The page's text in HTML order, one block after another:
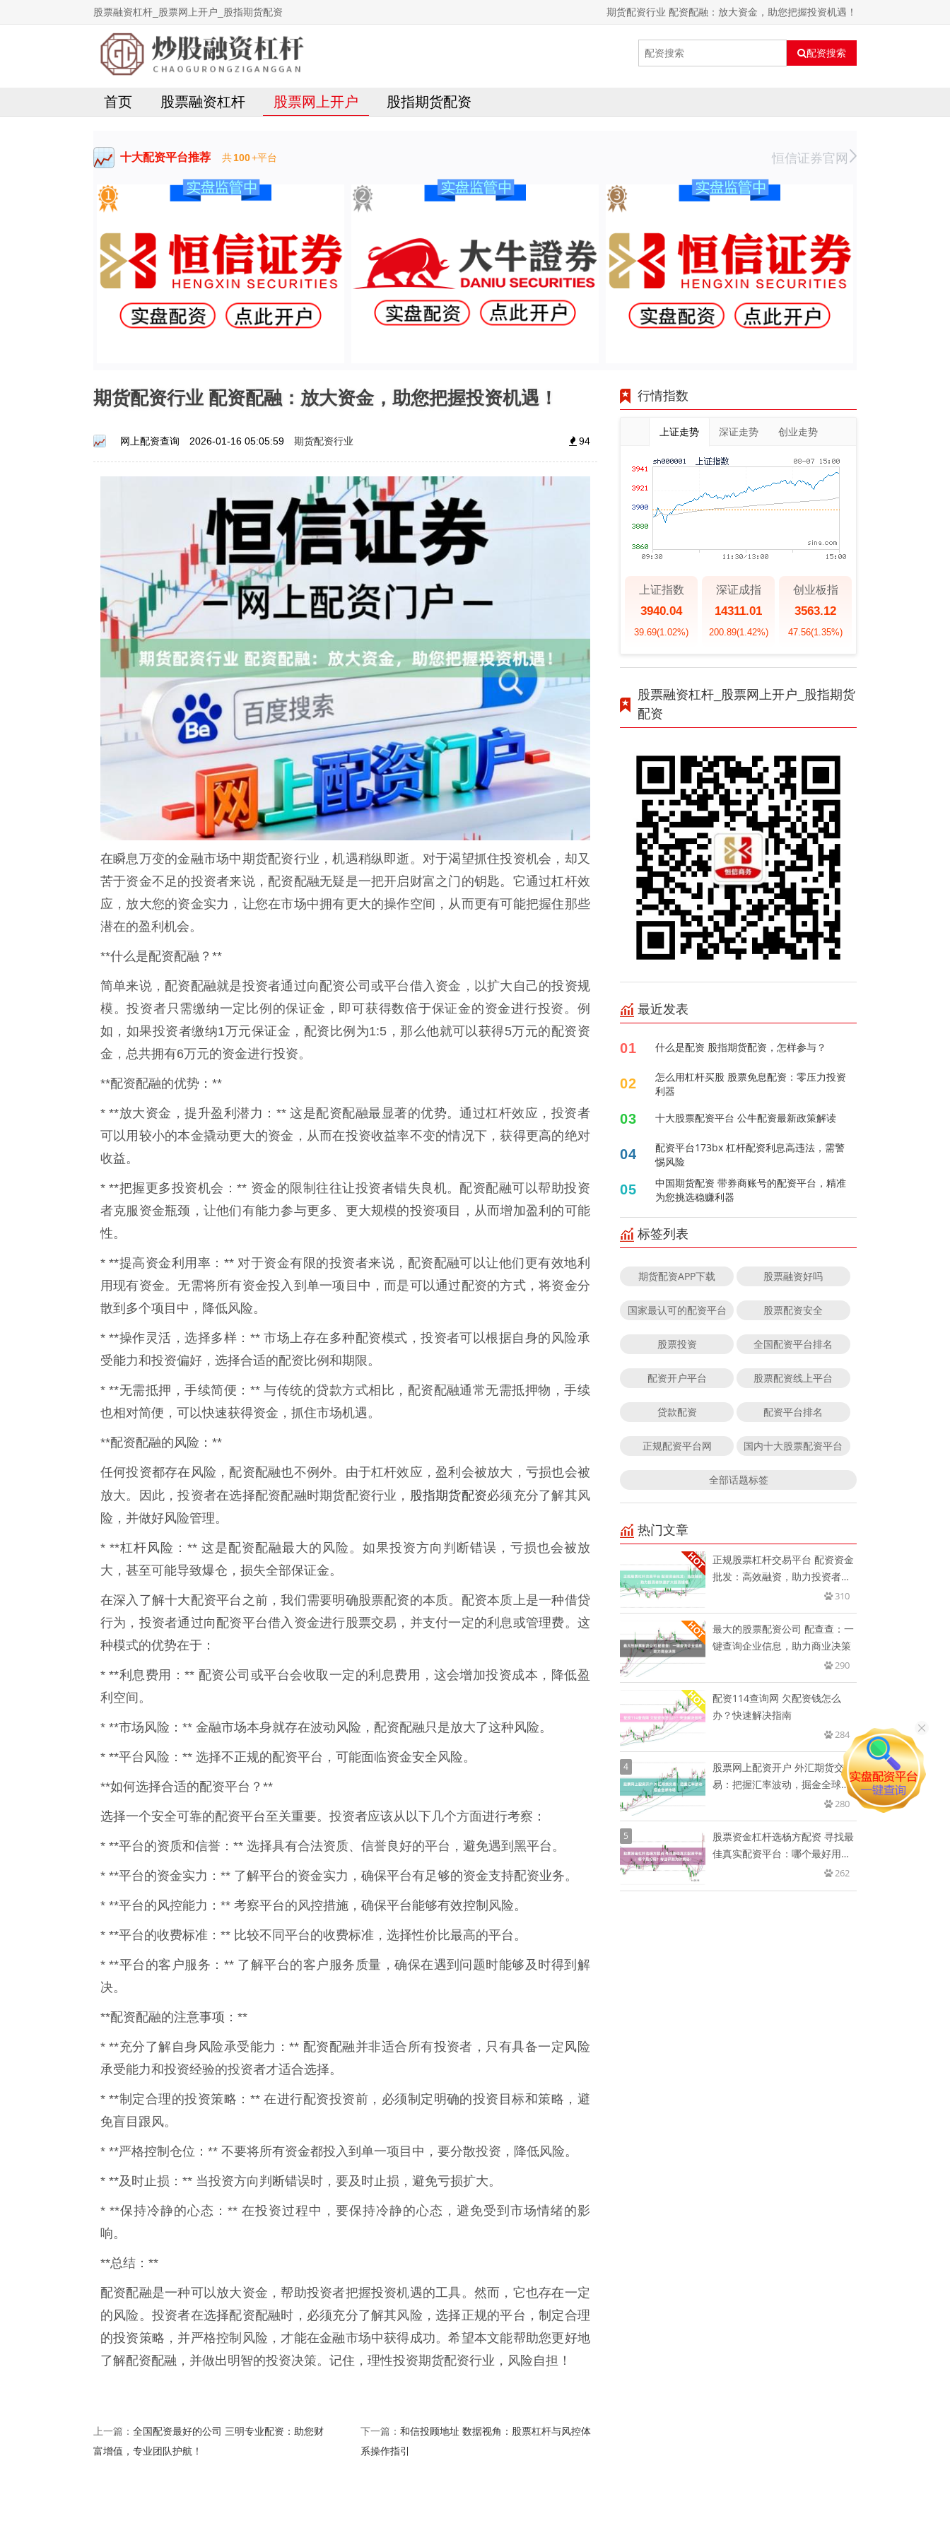
股票融资杠杆_股票网上开户_股指期货配资 期货配资行业 配资配融：放大资金，助您把握投资机遇！
配资搜索
首页 股票融资杠杆 股票网上开户 股指期货配资
十大配资平台推荐 共100+平台 恒信证券官网
期货配资行业 配资配融：放大资金，助您把握投资机遇！
网上配资查询 2026-01-16 05:05:59 期货配资行业 94
在瞬息万变的金融市场中期货配资行业，机遇稍纵即逝。对于渴望抓住投资机会，却又
苦于资金不足的投资者来说，配资配融无疑是一把开启财富之门的钥匙。它通过杠杆效
应，放大您的资金实力，让您在市场中拥有更大的操作空间，从而更有可能把握住那些
潜在的盈利机会。
**什么是配资配融？**
简单来说，配资配融就是投资者通过向配资公司或平台借入资金，以扩大自己的投资规
模。投资者只需缴纳一定比例的保证金，即可获得数倍于保证金的资金进行投资。例
如，如果投资者缴纳1万元保证金，配资比例为1:5，那么他就可以获得5万元的配资资
金，总共拥有6万元的资金进行投资。
**配资配融的优势：**
* **放大资金，提升盈利潜力：** 这是配资配融最显著的优势。通过杠杆效应，投资者
可以用较小的本金撬动更大的资金，从而在投资收益率不变的情况下，获得更高的绝对
收益。
* **把握更多投资机会：** 资金的限制往往让投资者错失良机。配资配融可以帮助投资
者克服资金瓶颈，让他们有能力参与更多、更大规模的投资项目，从而增加盈利的可能
性。
* **提高资金利用率：** 对于资金有限的投资者来说，配资配融可以让他们更有效地利
用现有资金。无需将所有资金投入到单一项目中，而是可以通过配资的方式，将资金分
散到多个项目中，降低风险。
* **操作灵活，选择多样：** 市场上存在多种配资模式，投资者可以根据自身的风险承
受能力和投资偏好，选择合适的配资比例和期限。
* **无需抵押，手续简便：** 与传统的贷款方式相比，配资配融通常无需抵押物，手续
也相对简便，可以快速获得资金，抓住市场机遇。
**配资配融的风险：**
任何投资都存在风险，配资配融也不例外。由于杠杆效应，盈利会被放大，亏损也会被
放大。因此，投资者在选择配资配融时期货配资行业， 股指期货配资必须充分了解其风
险，并做好风险管理。
* **杠杆风险：** 这是配资配融最大的风险。如果投资方向判断错误，亏损也会被放
大，甚至可能导致爆仓，损失全部保证金。
在深入了解十大配资平台之前，我们需要明确股票配资的本质。配资本质上是一种借贷
行为，投资者通过向配资平台借入资金进行股票交易，并支付一定的利息或管理费。这
种模式的优势在于：
* **利息费用：** 配资公司或平台会收取一定的利息费用，这会增加投资成本，降低盈
利空间。
* **市场风险：** 金融市场本身就存在波动风险，配资配融只是放大了这种风险。
* **平台风险：** 选择不正规的配资平台，可能面临资金安全风险。
**如何选择合适的配资平台？**
选择一个安全可靠的配资平台至关重要。投资者应该从以下几个方面进行考察：
* **平台的资质和信誉：** 选择具有合法资质、信誉良好的平台，避免遇到黑平台。
* **平台的资金实力：** 了解平台的资金实力，确保平台有足够的资金支持配资业务。
* **平台的风控能力：** 考察平台的风控措施，确保平台能够有效控制风险。
* **平台的收费标准：** 比较不同平台的收费标准，选择性价比最高的平台。
* **平台的客户服务：** 了解平台的客户服务质量，确保在遇到问题时能够及时得到解
决。
**配资配融的注意事项：**
* **充分了解自身风险承受能力：** 配资配融并非适合所有投资者，只有具备一定风险
承受能力和投资经验的投资者才适合选择。
* **制定合理的投资策略：** 在进行配资投资前，必须制定明确的投资目标和策略，避
免盲目跟风。
* **严格控制仓位：** 不要将所有资金都投入到单一项目中，要分散投资，降低风险。
* **及时止损：** 当投资方向判断错误时，要及时止损，避免亏损扩大。
* **保持冷静的心态：** 在投资过程中，要保持冷静的心态，避免受到市场情绪的影
响。
**总结：**
配资配融是一种可以放大资金，帮助投资者把握投资机遇的工具。然而，它也存在一定
的风险。投资者在选择配资配融时，必须充分了解其风险，选择正规的平台，制定合理
的投资策略，并严格控制风险，才能在金融市场中获得成功。希望本文能帮助您更好地
了解配资配融，并做出明智的投资决策。记住，理性投资期货配资行业，风险自担！
上一篇： 全国配资最好的公司 三明专业配资：助您财
富增值，专业团队护航！
下一篇： 和信投顾地址 数据视角：股票杠杆与风控体
系操作指引
行情指数
上证走势 深证走势 创业走势
上证指数
3940.04
39.69(1.02%)
深证成指
14311.01
200.89(1.42%)
创业板指
3563.12
47.56(1.35%)
股票融资杠杆_股票网上开户_股指期货
配资
最近发表
01 什么是配资 股指期货配资，怎样参与？
02
怎么用杠杆买股 股票免息配资：零压力投资
利器
03 十大股票配资平台 公牛配资最新政策解读
04
配资平台173bx 杠杆配资利息高违法，需警
惕风险
05
中国期货配资 带券商账号的配资平台，精准
为您挑选稳赚利器
标签列表
期货配资APP下载 股票融资好吗
国家最认可的配资平台 股票配资安全
股票投资 全国配资平台排名
配资开户平台 股票配资线上平台
贷款配资 配资平台排名
正规配资平台网 国内十大股票配资平台
全部话题标签
热门文章
正规股票杠杆交易平台 配资资金
批发：高效融资，助力投资者快
310
最大的股票配资公司 配查查：一
键查询企业信息，助力商业决策
290
配资114查询网 欠配资钱怎么
办？快速解决指南
284
4
股票网上配资开户 外汇期货交
易：把握汇率波动，掘金全球市
280
5
股票资金杠杆选杨方配资 寻找最
佳真实配资平台：哪个最好用？
262